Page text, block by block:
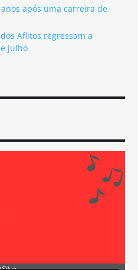
após uma carreira de
Aflitos regressam a
julho